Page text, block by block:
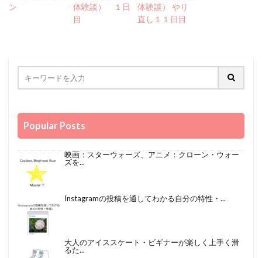
ン
体験談） １日
目
体験談） やり
直し１１日目
Popular Posts
映画：スターウォーズ、アニメ：クローン・ウォー
ズを...
Instagramの投稿を通してわかる自分の特性・...
大人のアイススケート・ビギナーが楽しく上手く滑
るた...